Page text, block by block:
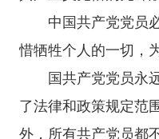
中国共产党党员
惜牺牲个人的一切，
国共产党党员永
了法律和政策规定范
外，所有共产党员都